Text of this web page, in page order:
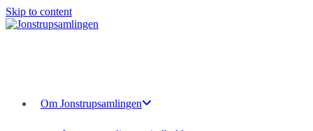
Skip to content
Om Jonstrupsamlingen